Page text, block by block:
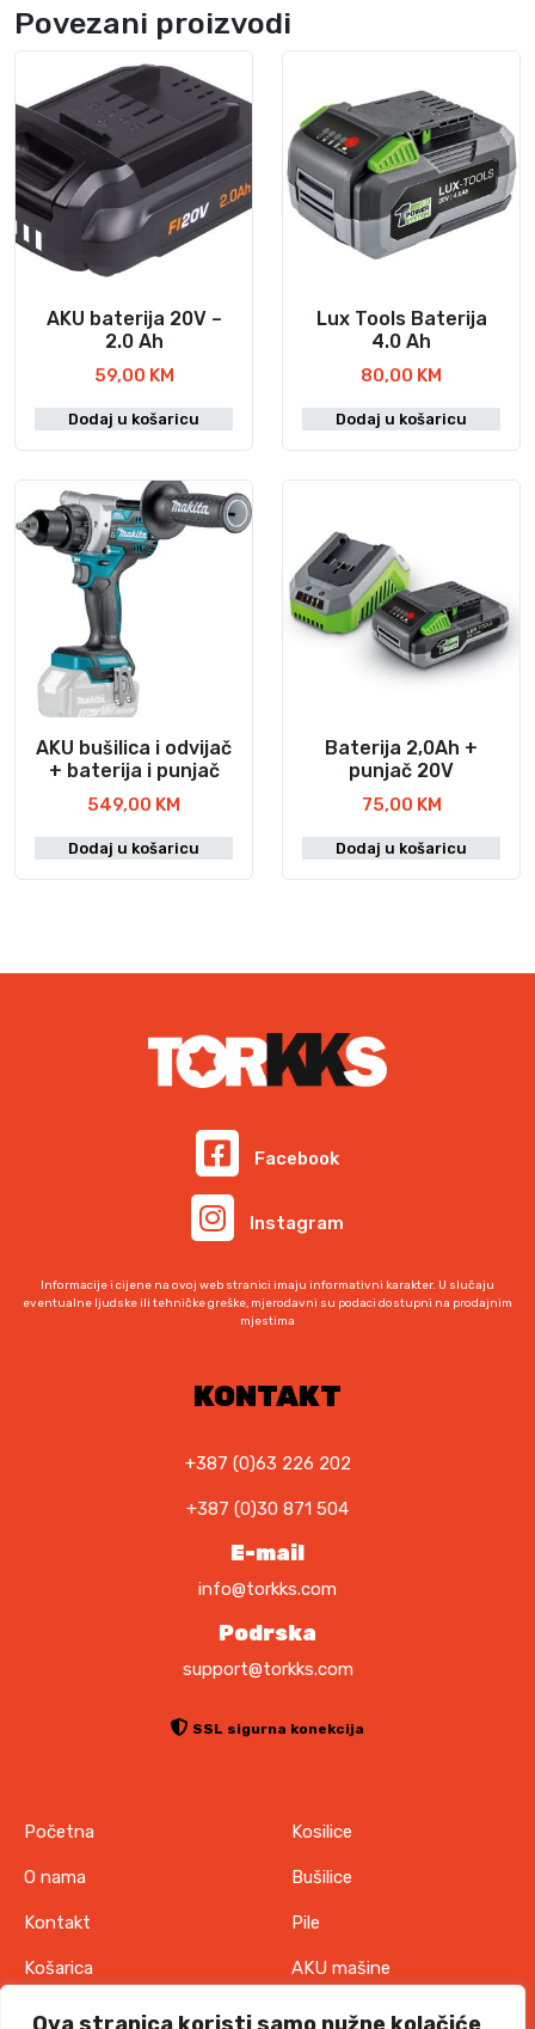
Povezani proizvodi
AKU baterija 20V –
2.0 Ah
59,00 KM
Dodaj u košaricu
Lux Tools Baterija
4.0 Ah
80,00 KM
Dodaj u košaricu
AKU bušilica i odvijač
+ baterija i punjač
549,00 KM
Dodaj u košaricu
Baterija 2,0Ah +
punjač 20V
75,00 KM
Dodaj u košaricu
Facebook
Instagram
Informacije i cijene na ovoj web stranici imaju informativni karakter. U slučaju
eventualne ljudske ili tehničke greške, mjerodavni su podaci dostupni na prodajnim
mjestima
KONTAKT
+387 (0)63 226 202
+387 (0)30 871 504
E-mail
info@torkks.com
Podrska
support@torkks.com
SSL sigurna konekcija
Početna
O nama
Kontakt
Košarica
Pravila o zaštiti
Kosilice
Bušilice
Pile
AKU mašine